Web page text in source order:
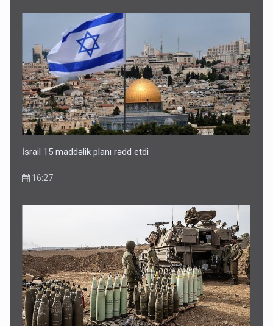
İsrail 15 maddəlik planı rədd etdi
16:27